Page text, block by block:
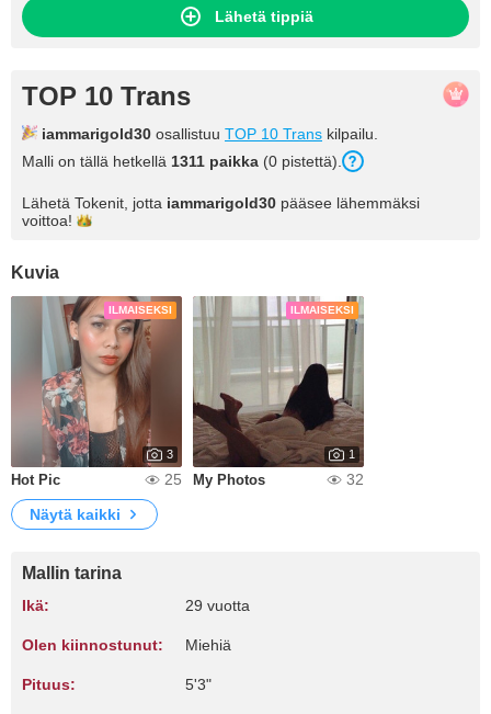
Lähetä tippiä
TOP 10 Trans
iammarigold30 osallistuu TOP 10 Trans kilpailu.
Malli on tällä hetkellä 1311 paikka (0 pistettä).
Lähetä Tokenit, jotta iammarigold30 pääsee lähemmäksi
voittoa!
Kuvia
ILMAISEKSI
3
Hot Pic 25
ILMAISEKSI
1
My Photos
32
Näytä kaikki
Mallin tarina
Ikä: 29 vuotta
Olen kiinnostunut: Miehiä
Pituus: 5'3"